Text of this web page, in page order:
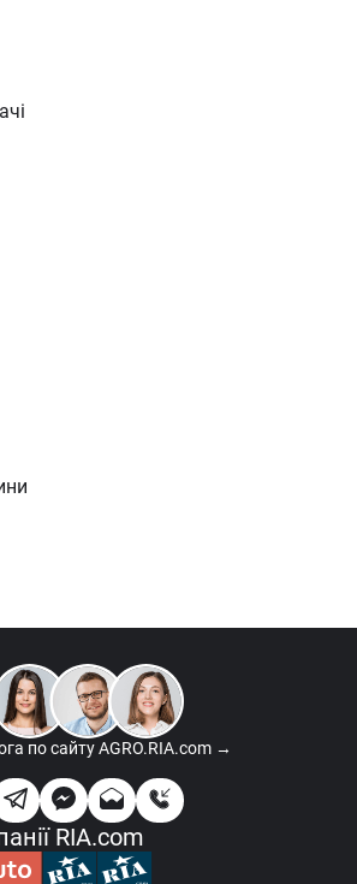
по сайтуAGRO.RIA.com →
RIA.com